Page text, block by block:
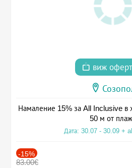
виж
Намаление 15% за All Inclusive в
50 м от
Дата: 30.07 - 30.09 +
-15%
83.00€